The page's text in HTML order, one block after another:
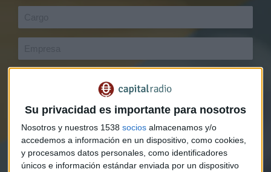
Su privacidad es importante para nosotros
Nosotros y nuestros 1538 socios almacenamos y/o
accedemos a información en un dispositivo, como cookies,
y procesamos datos personales, como identificadores
únicos e información estándar enviada por un dispositivo